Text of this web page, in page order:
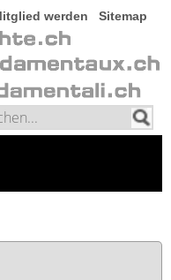
werden Sitemap